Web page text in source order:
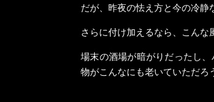
だが、昨夜の怯え方と今の冷静
さらに付け加えるなら、こんな
場末の酒場が暗がりだったし
物がこんなにも老いていただろ